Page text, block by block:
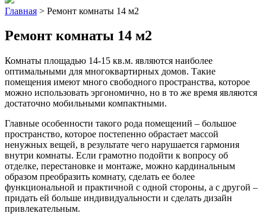
Главная > Ремонт комнаты 14 м2
Ремонт комнаты 14 м2
Комнаты площадью 14-15 кв.м. являются наиболее
оптимальными для многоквартирных домов. Такие
помещения имеют много свободного пространства, которое
можно использовать эргономично, но в то же время являются
достаточно мобильными компактными.
Главные особенности такого рода помещений – большое
пространство, которое постепенно обрастает массой
ненужных вещей, в результате чего нарушается гармония
внутри комнаты. Если грамотно подойти к вопросу об
отделке, перестановке и монтаже, можно кардинальным
образом преобразить комнату, сделать ее более
функциональной и практичной с одной стороны, а с другой –
придать ей больше индивидуальности и сделать дизайн
привлекательным.